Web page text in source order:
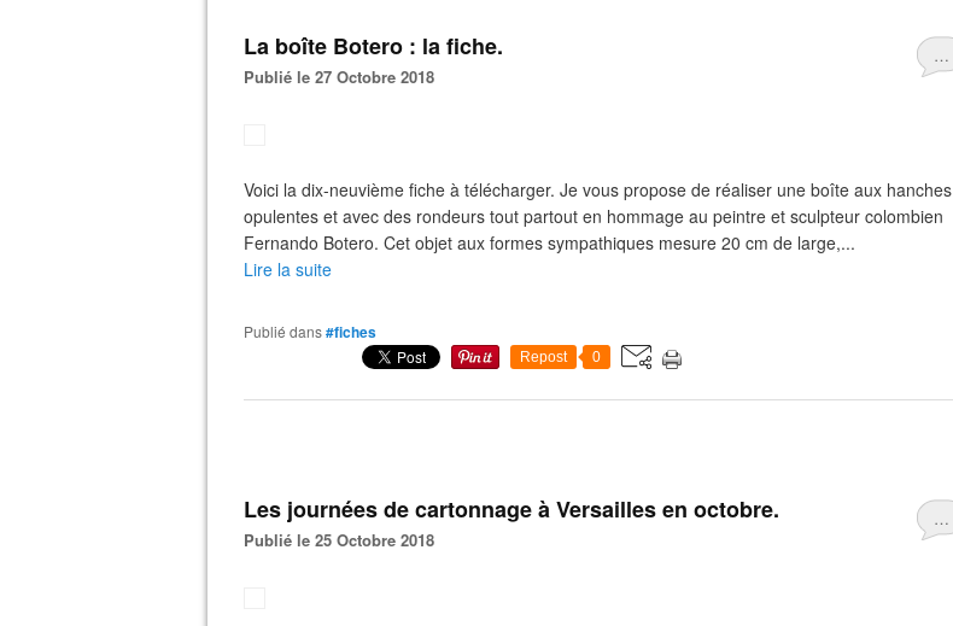
…
La boîte Botero : la fiche.
Publié le 27 Octobre 2018
Voici la dix-neuvième fiche à télécharger. Je vous propose de réaliser une boîte aux hanches
opulentes et avec des rondeurs tout partout en hommage au peintre et sculpteur colombien
Fernando Botero. Cet objet aux formes sympathiques mesure 20 cm de large,...
Lire la suite
Publié dans#fiches
Repost 0
…
Les journées de cartonnage à Versailles en octobre.
Publié le 25 Octobre 2018